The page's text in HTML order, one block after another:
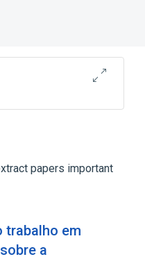
procedure
papers important
trabalho em
a